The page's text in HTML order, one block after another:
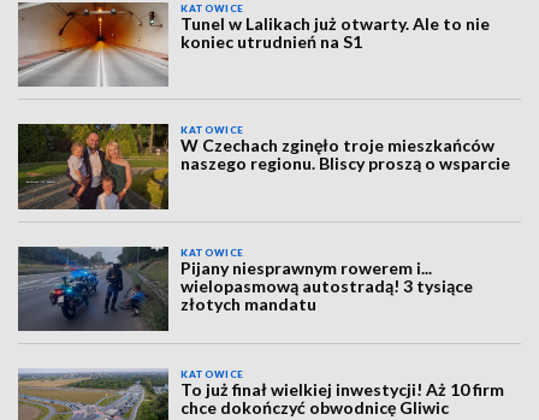
KATOWICE
Tunel w Lalikach już otwarty. Ale to nie
koniec utrudnień na S1
KATOWICE
W Czechach zginęło troje mieszkańców
naszego regionu. Bliscy proszą o wsparcie
KATOWICE
Pijany niesprawnym rowerem i...
wielopasmową autostradą! 3 tysiące
złotych mandatu
KATOWICE
To już finał wielkiej inwestycji! Aż 10 firm
chce dokończyć obwodnicę Gliwic